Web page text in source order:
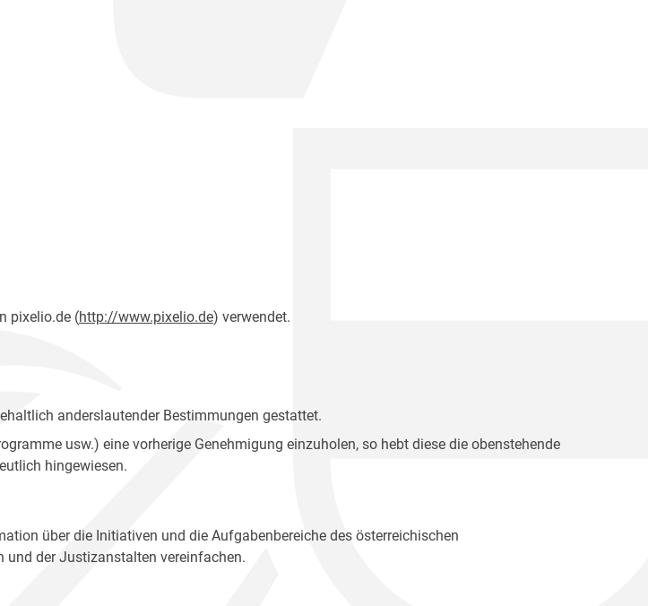
pixelio.de (http://www.pixelio.de) verwendet.
anderslautender Bestimmungen gestattet.
usw.) eine vorherige Genehmigung einzuholen, so hebt diese die obenstehende
hingewiesen.
über die Initiativen und die Aufgabenbereiche des österreichischen
der Justizanstalten vereinfachen.